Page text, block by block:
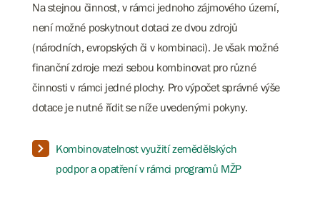
Na stejnou činnost, v rámci jednoho zájmového území,
není možné poskytnout dotaci ze dvou zdrojů
(národních, evropských či v kombinaci). Je však možné
finanční zdroje mezi sebou kombinovat pro různé
činnosti v rámci jedné plochy. Pro výpočet správné výše
dotace je nutné řídit se níže uvedenými pokyny.
Kombinovatelnost využití zemědělských
podpor a opatření v rámci programů MŽP